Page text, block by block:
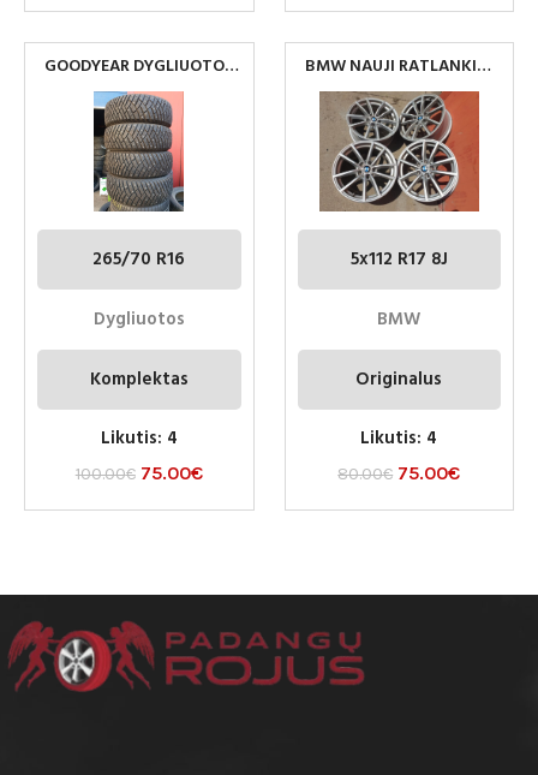
GOODYEAR DYGLIUOTOS
265/70R16
265/70 R16
Dygliuotos
Komplektas
Likutis: 4
100.00€ 75.00€
BMW NAUJI RATLANKIAI
5×112 R17
5x112 R17 8J
BMW
Originalus
Likutis: 4
80.00€ 75.00€